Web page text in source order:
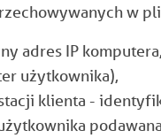
w
adres IP
użytkownika),
klienta -